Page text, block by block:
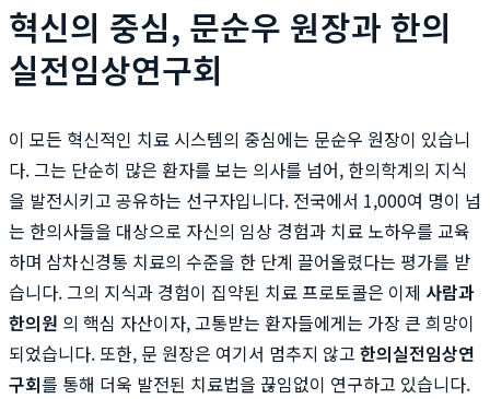
혁신의 중심, 문순우 원장과 한의
실전임상연구회
이 모든 혁신적인 치료 시스템의 중심에는 문순우 원장이 있습니
다. 그는 단순히 많은 환자를 보는 의사를 넘어, 한의학계의 지식
을 발전시키고 공유하는 선구자입니다. 전국에서 1,000여 명이 넘
는 한의사들을 대상으로 자신의 임상 경험과 치료 노하우를 교육
하며 삼차신경통 치료의 수준을 한 단계 끌어올렸다는 평가를 받
습니다. 그의 지식과 경험이 집약된 치료 프로토콜은 이제 사람과
한의원 의 핵심 자산이자, 고통받는 환자들에게는 가장 큰 희망이
되었습니다. 또한, 문 원장은 여기서 멈추지 않고 한의실전임상연
구회를 통해 더욱 발전된 치료법을 끊임없이 연구하고 있습니다.